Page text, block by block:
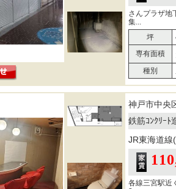
さんプラザ地
集...
坪
専有面積
種別
神戸市中央
鉄筋ｺﾝｸﾘｰﾄ
JR東海道線
各線三宮駅近